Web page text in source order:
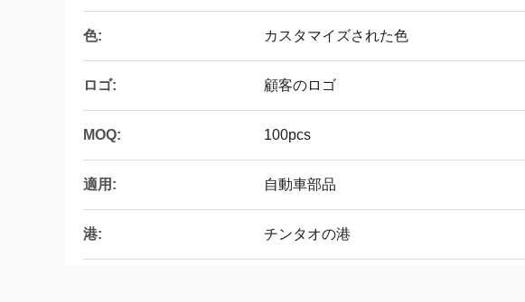
色: カスタマイズされた色
ロゴ: 顧客のロゴ
MOQ: 100pcs
適用: 自動車部品
港: チンタオの港